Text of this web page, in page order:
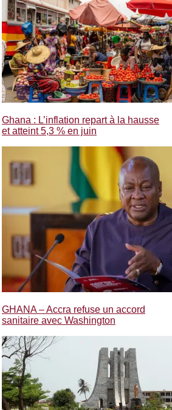
Ghana : L’inflation repart à la hausse
et atteint 5,3 % en juin
GHANA – Accra refuse un accord
sanitaire avec Washington